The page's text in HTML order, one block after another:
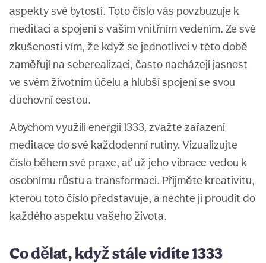
aspekty své bytosti. Toto číslo vás povzbuzuje k
meditaci a spojení s vaším vnitřním vedením. Ze své
zkušenosti vím, že když se jednotlivci v této době
zaměřují na seberealizaci, často nacházejí jasnost
ve svém životním účelu a hlubší spojení se svou
duchovní cestou.
Abychom využili energii 1333, zvažte zařazení
meditace do své každodenní rutiny. Vizualizujte
číslo během své praxe, ať už jeho vibrace vedou k
osobnímu růstu a transformaci. Přijměte kreativitu,
kterou toto číslo představuje, a nechte ji proudit do
každého aspektu vašeho života.
Co dělat, když stále vidíte 1333